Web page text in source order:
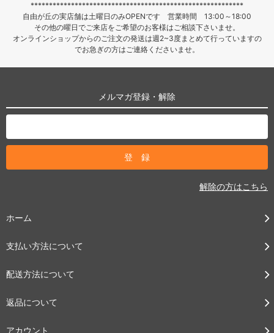
**********************************************************
自由が丘の実店舗は土曜日のみOPENです 営業時間 13:00～18:00
その他の曜日でご来店をご希望のお客様はご相談下さいませ。
オンラインショップからのご注文の発送は週2~3度まとめて行っていますの
でお急ぎの方はご連絡くださいませ。
メルマガ登録・解除
解除の方はこちら
ホーム
支払い方法について
配送方法について
返品について
アカウント